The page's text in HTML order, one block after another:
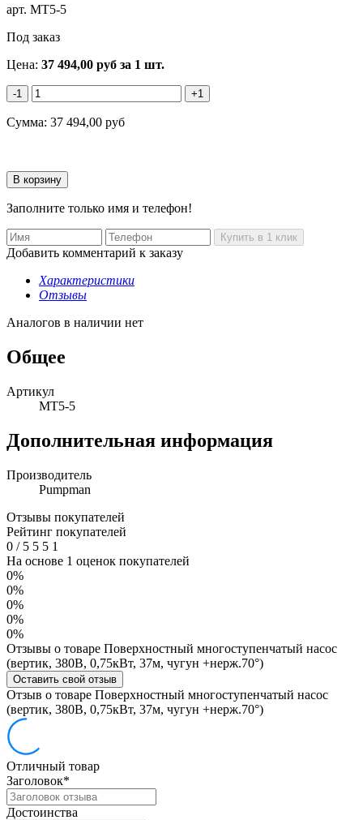
арт. MT5-5
Под заказ
Цена: 37 494,00 руб за 1 шт.
-1 +1
Сумма: 37 494,00 руб
Заполните только имя и телефон!
Добавить комментарий к заказу
Характеристики
Отзывы
Аналогов в наличии нет
Общее
Артикул
MT5-5
Дополнительная информация
Производитель
Pumpman
Отзывы покупателей
Рейтинг покупателей
0 /5 5 5 1
На основе 1 оценок покупателей
0%
0%
0%
0%
0%
Отзывы о товаре Поверхностный многоступенчатый насос
(вертик, 380В, 0,75кВт, 37м, чугун +нерж.70°)
Оставить свой отзыв
Отзыв о товаре Поверхностный многоступенчатый насос
(вертик, 380В, 0,75кВт, 37м, чугун +нерж.70°)
Отличный товар
Заголовок*
Достоинства